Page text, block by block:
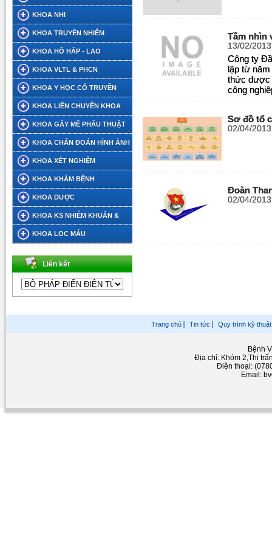
KHOA NHI
KHOA TRUYỀN NHIỄM
KHOA HÔ HẤP - LAO
KHOA VLTL & PHCN
KHOA Y HỌC CỔ TRUYỀN
KHOA LIÊN CHUYÊN KHOA
KHOA GÂY MÊ PHẨU THUẬT
KHOA CHẨN ĐOÁN HÌNH ẢNH
KHOA XÉT NGHIỆM
KHOA KHÁM BỆNH
KHOA DƯỢC
KHOA KS NHIỄM KHUẨN &
DINH DƯỠNG TIẾT CHẾ
KHOA LỌC MÁU
Liên kết
Tầm nhìn
13/02/2013
Công ty
lập từ
thức được
công
Sơ đồ tổ
02/04/2013
Đoàn
02/04/2013
Trang chủ Tin tức Quy trình kỹ thuật
Bệnh
Địa chỉ: Khóm 2,Thị
Điện thoại:
Email: